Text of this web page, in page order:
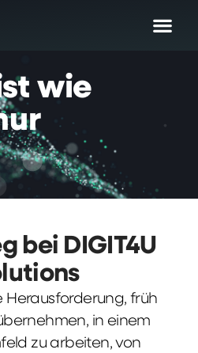
wie
bei DIGIT4U
Herausforderung, früh
in einem
zu arbeiten, von